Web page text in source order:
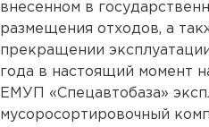
внесенном в
размещения отходов, а
прекращении
года в настоящий момент
ЕМУП «Спецавтобаза»
мусоросортировочный